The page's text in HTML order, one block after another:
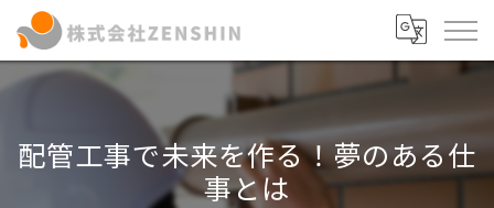
配管工事で未来を作る！夢のある仕
事とは